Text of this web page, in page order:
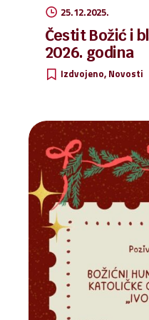
25.12.2025.
Čestit Božić i
2026. godina
Izdvojeno Novosti